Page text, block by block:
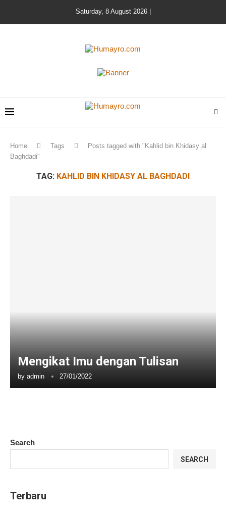
Saturday, 8 August 2026 |
Home Tags
Posts tagged with "Kahlid bin Khidasy al
Baghdadi"
TAG: KAHLID BIN KHIDASY AL BAGHDADI
Mengikat Imu dengan Tulisan
by admin 27/01/2022
Search
SEARCH
Terbaru